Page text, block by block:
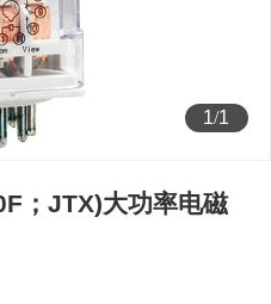
1/1
；JTX)大功率电磁